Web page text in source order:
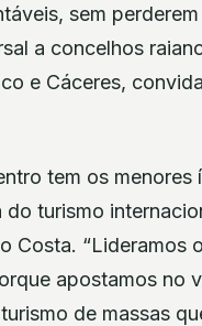
sem
a concelhos
e Cáceres,
tem os menores
do turismo
Costa. “Lideramos
apostamos no
de massas